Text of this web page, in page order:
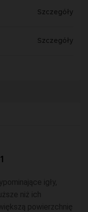
Szczegóły
Szczegóły
igły,
niż ich
powierzchnię